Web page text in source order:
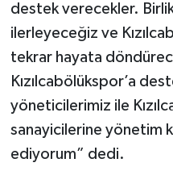
destek verecekler.
ilerleyeceğiz ve
tekrar hayata
Kızılcabölükspor’a
yöneticilerimiz ile
sanayicilerine yönetim
ediyorum” dedi.